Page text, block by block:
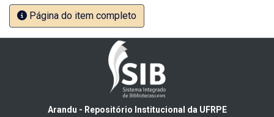
Página do item completo
Arandu - Repositório Institucional da UFRPE